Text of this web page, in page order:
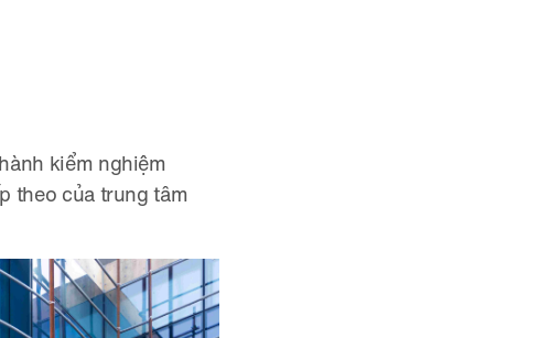
kiểm nghiệm
theo của trung tâm